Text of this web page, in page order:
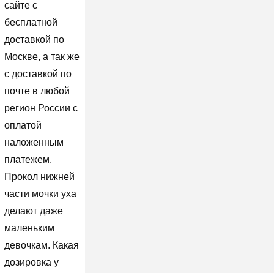
сайте с
бесплатной
доставкой по
Москве, а так же
с доставкой по
почте в любой
регион России с
оплатой
наложенным
платежем.
Прокол нижней
части мочки уха
делают даже
маленьким
девочкам. Какая
дозировка у